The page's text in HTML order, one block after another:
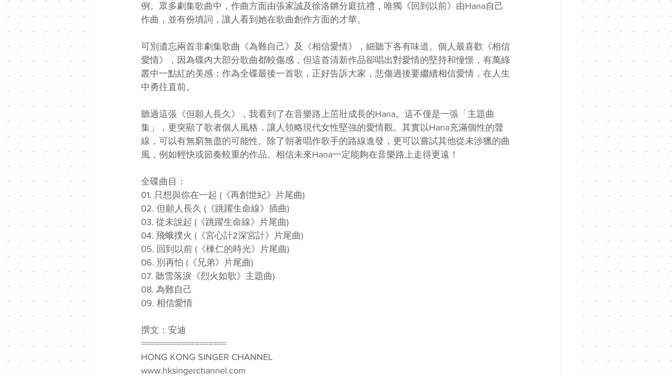
例。眾多劇集歌曲中，作曲方面由張家誠及徐洛鏘分庭抗禮，唯獨《回到以前》由Hana自己
作曲，並有份填詞，讓人看到她在歌曲創作方面的才華。
可別遺忘兩首非劇集歌曲《為難自己》及《相信愛情》，細聽下各有味道。個人最喜歡《相信
愛情》，因為碟內大部分歌曲都較傷感，但這首清新作品卻唱出對愛情的堅持和憧憬，有萬綠
叢中一點紅的美感；作為全碟最後一首歌，正好告訴大家，悲傷過後要繼續相信愛情，在人生
中勇往直前。
聽過這張《但願人長久》，我看到了在音樂路上茁壯成長的Hana。這不僅是一張「主題曲
集」，更突顯了歌者個人風格，讓人領略現代女性堅強的愛情觀。其實以Hana充滿個性的聲
線，可以有無窮無盡的可能性。除了朝著唱作歌手的路線進發，更可以嘗試其他從未涉獵的曲
風，例如輕快或節奏較重的作品。相信未來Hana一定能夠在音樂路上走得更遠！
全碟曲目：
01. 只想與你在一起 (《再創世紀》片尾曲)
02. 但願人長久 (《跳躍生命線》插曲)
03. 從未說起 (《跳躍生命線》片尾曲)
04. 飛蛾撲火 (《宮心計2深宮計》片尾曲)
05. 回到以前 (《棟仁的時光》片尾曲)
06. 別再怕 (《兄弟》片尾曲)
07. 聽雪落淚《烈火如歌》主題曲)
08. 為難自己
09. 相信愛情
撰文：安迪
===================
HONG KONG SINGER CHANNEL
www.hksingerchannel.com